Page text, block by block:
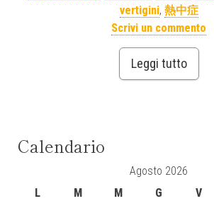
vertigini, 熱中症
Scrivi un commento
Leggi tutto
Calendario
Agosto 2026
L
M M G V